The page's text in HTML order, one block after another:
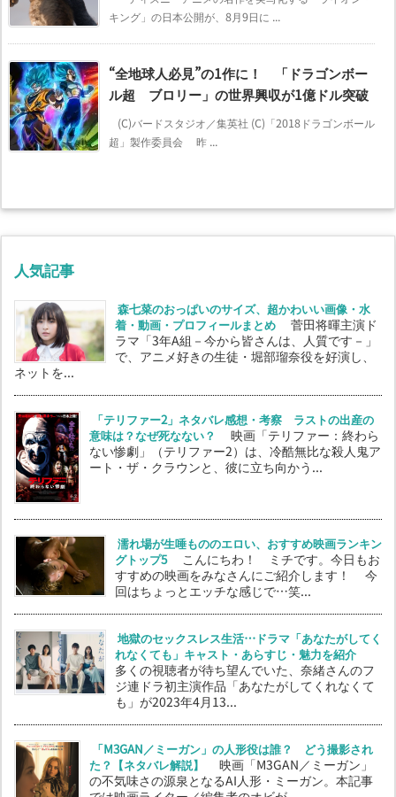
キング」の日本公開が、8月9日に ...
“全地球人必見”の1作に！ 「ドラゴンボー
ル超 ブロリー」の世界興収が1億ドル突破
(C)バードスタジオ／集英社 (C)「2018ドラゴンボール
超」製作委員会 昨 ...
人気記事
森七菜のおっぱいのサイズ、超かわいい画像・水
着・動画・プロフィールまとめ
菅田将暉主演ド
ラマ「3年A組－今から皆さんは、人質です－」
で、アニメ好きの生徒・堀部瑠奈役を好演し、
ネットを...
「テリファー2」ネタバレ感想・考察 ラストの出産の
意味は？なぜ死なない？
映画「テリファー：終わら
ない惨劇」（テリファー2）は、冷酷無比な殺人鬼ア
ート・ザ・クラウンと、彼に立ち向かう...
濡れ場が生唾もののエロい、おすすめ映画ランキン
グトップ5
こんにちわ！ ミチです。今日もお
すすめの映画をみなさんにご紹介します！ 今
回はちょっとエッチな感じで…笑...
地獄のセックスレス生活…ドラマ「あなたがしてく
れなくても」キャスト・あらすじ・魅力を紹介
多くの視聴者が待ち望んでいた、奈緒さんのフ
ジ連ドラ初主演作品「あなたがしてくれなくて
も」が2023年4月13...
「M3GAN／ミーガン」の人形役は誰？ どう撮影され
た？【ネタバレ解説】
映画「M3GAN／ミーガン」
の不気味さの源泉となるAI人形・ミーガン。本記事